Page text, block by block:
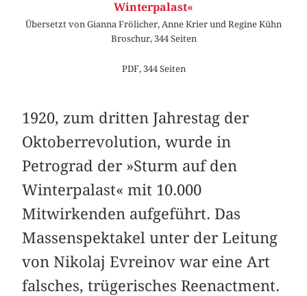
Winterpalast«
Übersetzt von Gianna Frölicher, Anne Krier und Regine Kühn
Broschur, 344 Seiten
PDF, 344 Seiten
1920, zum dritten Jahrestag der
Oktoberrevolution, wurde in
Petrograd der »Sturm auf den
Winterpalast« mit 10.000
Mitwirkenden aufgeführt. Das
Massenspektakel unter der Leitung
von Nikolaj Evreinov war eine Art
falsches, trügerisches Reenactment.